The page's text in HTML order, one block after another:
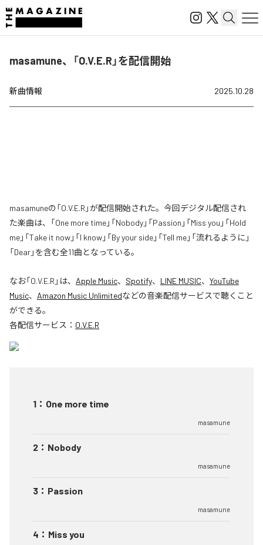
masamune、「O.V.E.R」を配信開始
新曲情報 2025.10.28
masamuneの「O.V.E.R」が配信開始された。今回デジタル配信され
た楽曲は、「One more time」「Nobody」「Passion」「Miss you」「Hold
me」「Take it now」「I know」「By your side」「Tell me」「流れるように」
「Dear」を含む全11曲となっている。
なお「O.V.E.R 」は、 Apple Music、 Spotify、 LINE MUSIC、 YouTube
Music、 Amazon Music Unlimitedなどの音楽配信サービスで聴くこと
ができる。
各配信サービス： O.V.E.R
1 ： One more time
masamune
2 ： Nobody
masamune
3 ： Passion
masamune
4 ： Miss you